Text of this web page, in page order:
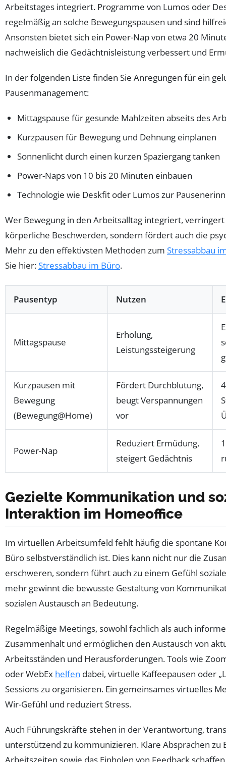
Arbeitstages integriert. Programme von Lumos oder
regelmäßig an solche Bewegungspausen und sind
Ansonsten bietet sich ein Power-Nap von etwa 20
nachweislich die Gedächtnisleistung verbessert und
In der folgenden Liste finden Sie Anregungen für ein
Pausenmanagement:
Mittagspause für gesunde Mahlzeiten abseits des
Kurzpausen für Bewegung und Dehnung einplanen
Sonnenlicht durch einen kurzen Spaziergang tanken
Power-Naps von 10 bis 20 Minuten einbauen
Technologie wie Deskfit oder Lumos zur
Wer Bewegung in den Arbeitsalltag integriert,
körperliche Beschwerden, sondern fördert auch die
Mehr zu den effektivsten Methoden zum Stressabbau
Sie hier:Stressabbau im Büro.
Pausentyp Nutzen
Mittagspause
Erholung,
Leistungssteigerung
Kurzpausen mit
Bewegung
(Bewegung@Home)
Fördert Durchblutung,
beugt Verspannungen
vor
Power-Nap
Reduziert Ermüdung,
steigert Gedächtnis
Gezielte Kommunikation und
Interaktion im Homeoffice
Im virtuellen Arbeitsumfeld fehlt häufig die spontane
Büro selbstverständlich ist. Dies kann nicht nur die
erschweren, sondern führt auch zu einem Gefühl
mehr gewinnt die bewusste Gestaltung von
sozialen Austausch an Bedeutung.
Regelmäßige Meetings, sowohl fachlich als auch
Zusammenhalt und ermöglichen den Austausch von
Arbeitsständen und Herausforderungen. Tools wie
oder WebEx helfen dabei, virtuelle Kaffeepausen oder
Sessions zu organisieren. Ein gemeinsames virtuelles
Wir-Gefühl und reduziert Stress.
Auch Führungskräfte stehen in der Verantwortung,
unterstützend zu kommunizieren. Klare Absprachen zu
Arbeitszeiten sowie das Einholen von Feedback